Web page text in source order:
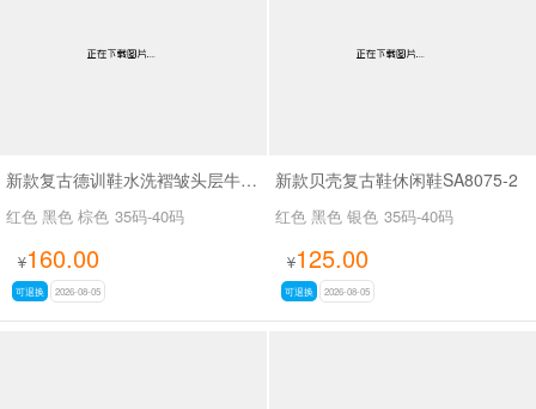
新款复古德训鞋水洗褶皱头层牛皮SA527
红色 黑色 棕色 35码-40码
¥160.00
可退换 2026-08-05
新款贝壳复古鞋休闲鞋SA8075-2
红色 黑色 银色 35码-40码
¥125.00
可退换 2026-08-05